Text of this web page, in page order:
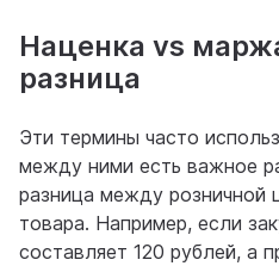
Наценка vs
разница
Эти термины часто
между ними есть важное
разница между розничной
товара. Например, если
составляет 120 рублей, а